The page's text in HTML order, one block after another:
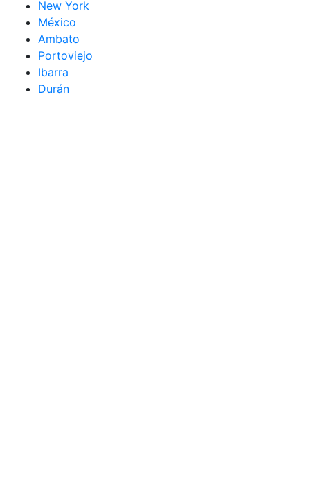
New York
México
Ambato
Portoviejo
Ibarra
Durán